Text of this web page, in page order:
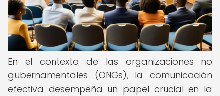
En el contexto de las organizaciones no
gubernamentales (ONGs), la comunicación
efectiva desempeña un papel crucial en la